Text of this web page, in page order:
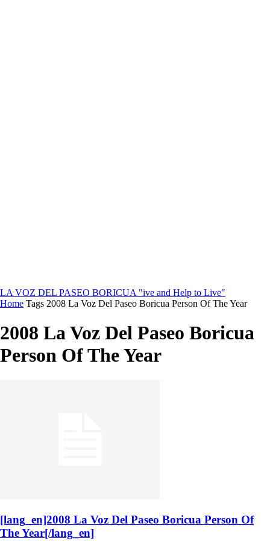
LA VOZ DEL PASEO BORICUA "ive and Help to Live"
Home Tags 2008 La Voz Del Paseo Boricua Person Of The Year
2008 La Voz Del Paseo Boricua
Person Of The Year
[lang_en]2008 La Voz Del Paseo Boricua Person Of
The Year[/lang_en]